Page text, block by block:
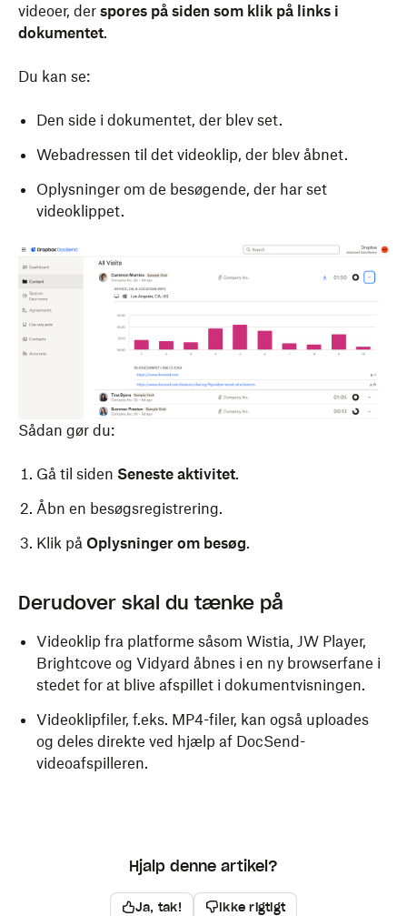
videoer, der spores på siden som klik på links i
dokumentet.
Du kan se:
Den side i dokumentet, der blev set.
Webadressen til det videoklip, der blev åbnet.
Oplysninger om de besøgende, der har set
videoklippet.
Sådan gør du:
Gå til siden Seneste aktivitet.
Åbn en besøgsregistrering.
Klik på Oplysninger om besøg.
Derudover skal du tænke på
Videoklip fra platforme såsom Wistia, JW Player,
Brightcove og Vidyard åbnes i en ny browserfane i
stedet for at blive afspillet i dokumentvisningen.
Videoklipfiler, f.eks. MP4-filer, kan også uploades
og deles direkte ved hjælp af DocSend-
videoafspilleren.
Hjalp denne artikel?
Ja, tak! Ikke rigtigt